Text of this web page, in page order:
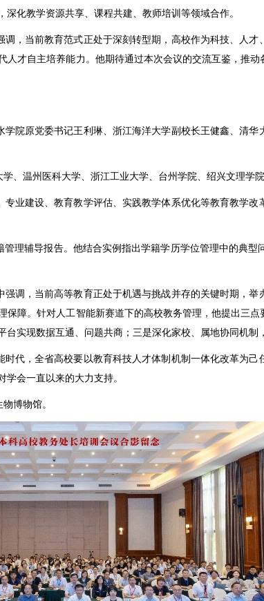
化教学资源共享、课程共建、教师培训等领域合作。
，当前教育范式正处于深刻转型期，高校作为科技、人
人才自主培养能力。他期待通过本次会议的交流互鉴，推
院原党委书记王利琳、浙江海洋大学副校长王健鑫、清
、温州医科大学、浙江工业大学、台州学院、绍兴文理学
业建设、教育教学评估、实践教学体系优化等教育教学
理辅导报告。他结合实例指出学籍学历学位管理中的典型
调，当前高等教育正处于机遇与挑战并存的关键时期，
保障。针对人工智能新赛道下的高校教务管理，他提出三
实现数据互通、问题共商；三是深化家校、属地协同机制
代，全省高校要以教育科技人才体制机制一体化改革为
会一直以来的大力支持。
博物馆。